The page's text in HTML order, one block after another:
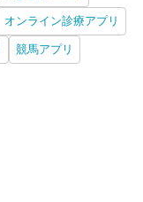
オンライン診療アプリ
競馬アプリ